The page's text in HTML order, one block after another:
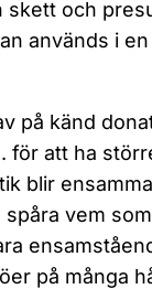
och
används i
på känd
att ha
blir
vem
på många